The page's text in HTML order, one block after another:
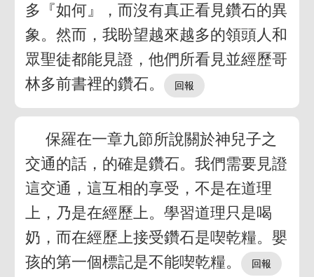
多『如何』，而沒有真正看見鑽石的異
象。然而，我盼望越來越多的領頭人和
眾聖徒都能見證，他們所看見並經歷哥
林多前書裡的鑽石。
保羅在一章九節所說關於神兒子之
交通的話，的確是鑽石。我們需要見證
這交通，這互相的享受，不是在道理
上，乃是在經歷上。學習道理只是喝
奶，而在經歷上接受鑽石是喫乾糧。嬰
孩的第一個標記是不能喫乾糧。